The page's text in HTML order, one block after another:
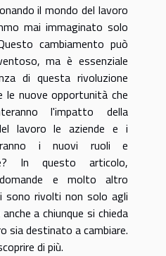
il mondo del lavoro
mai immaginato solo
cambiamento può
ma è essenziale
di questa rivoluzione
le nuove opportunità che
l'impatto della
lavoro le aziende e i
i nuovi ruoli e
In questo articolo,
e molto altro
sono rivolti non solo agli
a chiunque si chieda
sia destinato a cambiare.
di più.